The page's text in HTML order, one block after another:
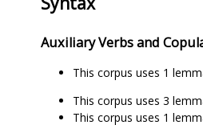
Auxiliary Verbs and
This corpus uses 1
This corpus uses 3
This corpus uses 1